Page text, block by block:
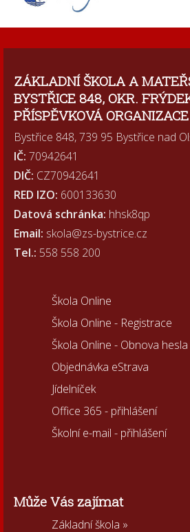
ZÁKLADNÍ ŠKOLA A
BYSTŘICE 848, OKR.
PŘÍSPĚVKOVÁ ORGANIZACE
Bystřice 848, 739 95 Bystřice nad
IČ: 70942641
DIČ: CZ70942641
RED IZO: 600133630
Datová schránka: hhsk8qp
Email: skola@zs-bystrice.cz
Tel.: 558 558 200
Škola Online
Škola Online - Registrace
Škola Online - Obnova hesla
Objednávka eStrava
Jídelníček
Office 365 - přihlášení
Školní e-mail - přihlášení
Může Vás zajímat
Základní škola »